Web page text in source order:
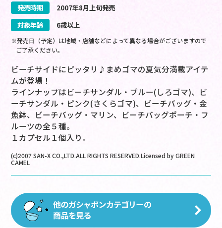
発売時期
2007年8月上旬発売
対象年齢
6歳以上
※発売日（予定）は地域・店舗などによって異なる場合がございますので
ご了承ください。
ビーチサイドにピッタリ♪まめゴマの夏気分満載アイテ
ムが登場！
ラインナップはビーチサンダル・ブルー(しろゴマ)、ビ
ーチサンダル・ピンク(さくらゴマ)、ビーチバッグ・金
魚鉢、ビーチバッグ・マリン、ビーチバッグポーチ・フ
ルーツの全５種。
１カプセル１個入り。
(c)2007 SAN-X CO.,LTD.ALL RIGHTS RESERVED.Licensed by GREEN
CAMEL